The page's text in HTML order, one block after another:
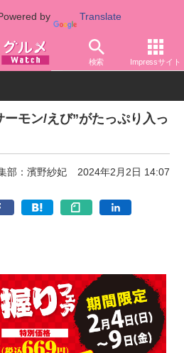
by Translate
検索 Impressサイト
小僧寿し
モン/えび”がたっぷり入っ
部：濱野紗妃 2024年2月2日 14:07